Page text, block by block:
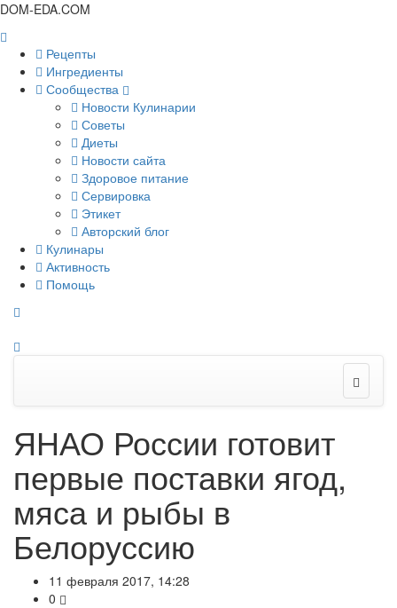
DOM-EDA.COM
Рецепты
Ингредиенты
Сообщества
Новости Кулинарии
Советы
Диеты
Новости сайта
Здоровое питание
Сервировка
Этикет
Авторский блог
Кулинары
Активность
Помощь
ЯНАО России готовит
первые поставки ягод,
мяса и рыбы в
Белоруссию
11 февраля 2017, 14:28
0